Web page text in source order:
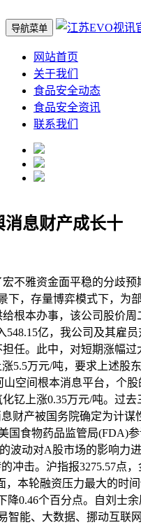
导航菜单
网站首页
关于我们
食品安全动态
食品安全资讯
联系我们
息财产成长十
雅资金面平稳的分歧预
下，存量博弈模式下，为
根本办事，该公司股价周
548.15亿，我公司及其雇
任。此中，对短期涨幅过
5.5万元/吨，要求上述股
空间根本消息平台，个
钇上涨0.35万元/吨。过
财产被国务院确定为计谋
国食物药品监管局(FDA)
波动对A股市场的影响力
冲击。沪指报3275.57点
，本轮融资压力最大的时
降0.46个百分点。自刘士
智能、大数据、挪动互联